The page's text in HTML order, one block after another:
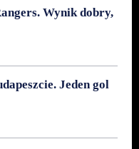
Wynik dobry,
Jeden gol